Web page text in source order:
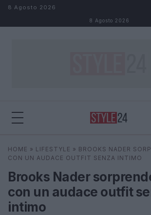
Salta al contenuto
8 Agosto 2026
8 Agosto 2026
Cerca
HOME » LIFESTYLE » BROOKS NADER
CON UN AUDACE OUTFIT SENZA INTIMO
Brooks Nader
con un audace outfit
intimo